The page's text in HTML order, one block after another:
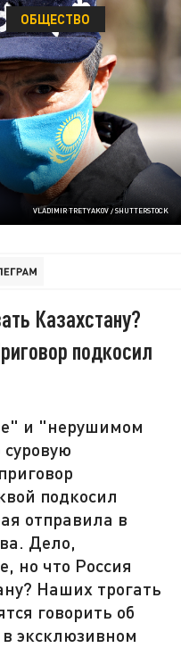
VLADIMIR TRETYAKOV / SHUTTERSTOCK
ОБЩЕСТВО
Казахстану?
подкосил
и "нерушимом
подкосил
отправила в
Дело,
но что Россия
Наших трогать
говорить об
эксклюзивном